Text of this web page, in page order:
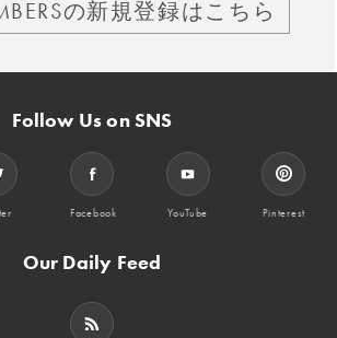
の新規登録はこちら
Follow Us on SNS
Facebook YouTube Pinterest
Our Daily Feed